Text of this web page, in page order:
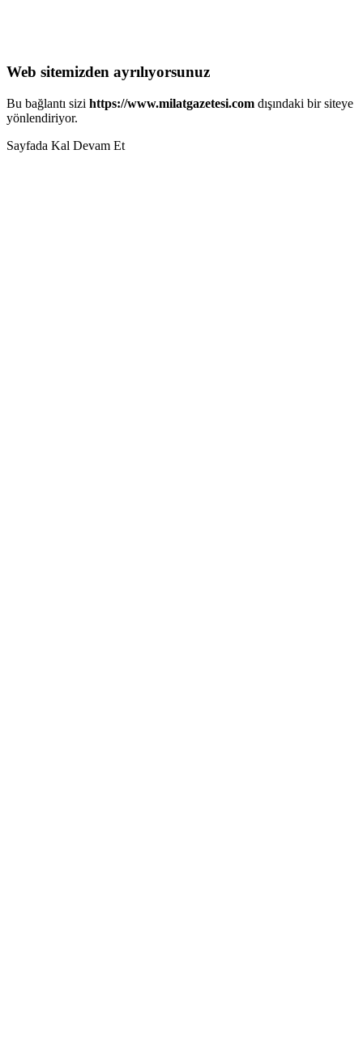
Web sitemizden ayrılıyorsunuz
Bu bağlantı sizi https://www.milatgazetesi.com dışındaki bir siteye
yönlendiriyor.
Sayfada Kal Devam Et